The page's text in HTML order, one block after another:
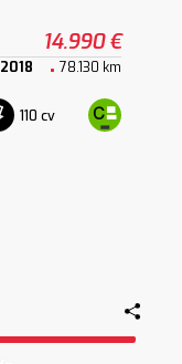
14.990 €
2018 78.130 km
110 cv